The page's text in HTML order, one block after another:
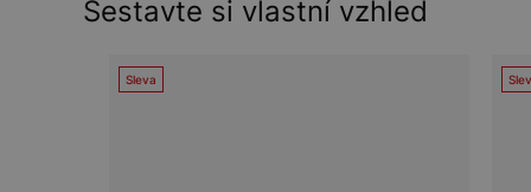
Sestavte si vlastní vzhled
Sleva